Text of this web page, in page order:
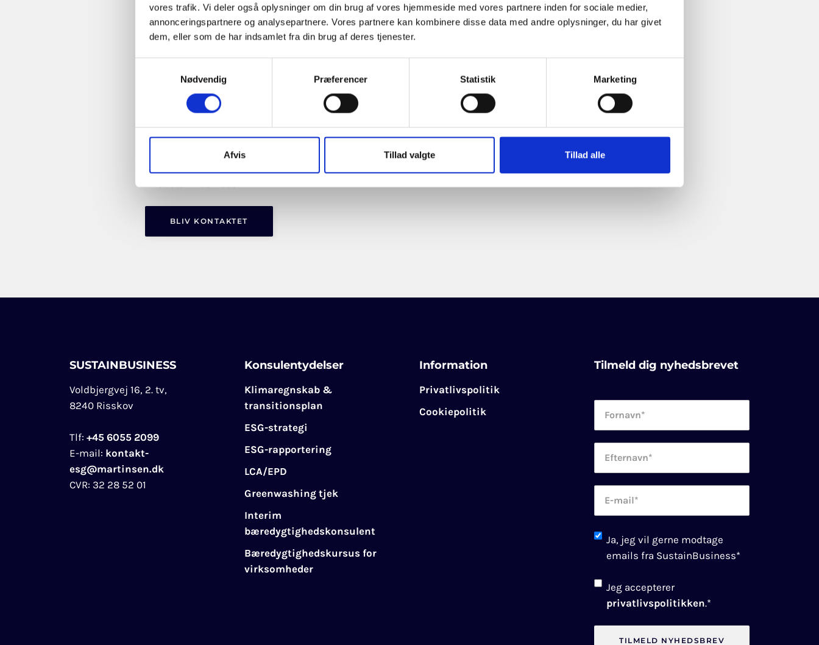
vores trafik. Vi deler også oplysninger om din brug af vores hjemmeside med vores partnere inden for sociale medier,
annonceringspartnere og analysepartnere. Vores partnere kan kombinere disse data med andre oplysninger, du har givet
dem, eller som de har indsamlet fra din brug af deres tjenester.
Nødvendig
Præferencer Statistik Marketing
Afvis Tillad valgte Tillad alle
E-
mail*
Telefonnummer
Besked
to
Consent
SUSTAINBUSINESS
Voldbjergvej 16, 2. tv,
8240 Risskov
Tlf: +45 6055 2099
E-mail: kontakt-
esg@martinsen.dk
CVR: 32 28 52 01
Konsulentydelser
Klimaregnskab &
transitionsplan
ESG-strategi
ESG-rapportering
LCA/EPD
Greenwashing tjek
Interim
bæredygtighedskonsulent
Bæredygtighedskursus for
virksomheder
Information
Privatlivspolitik
Cookiepolitik
Tilmeld dig nyhedsbrevet
Newsletter
consent*
Ja, jeg vil gerne modtage
emails fra SustainBusiness*
Consent*
Jeg accepterer
privatlivspolitikken.*